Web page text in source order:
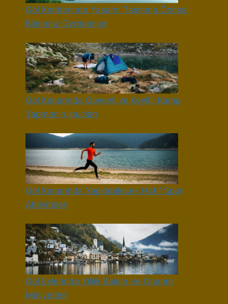
Göl Kentlerinde Yaşam: Taşınma Öncesi
Bilmeniz Gerekenler
Göl Kenarında Güvenli ve Keyifli Kamp
Yapmanın İpuçları
Göl Kenarında Yapılabilecek Hafif Spor
Aktiviteleri
Göl Evlerinde Yıllık Bakım Ve Onarım
Maliyetleri